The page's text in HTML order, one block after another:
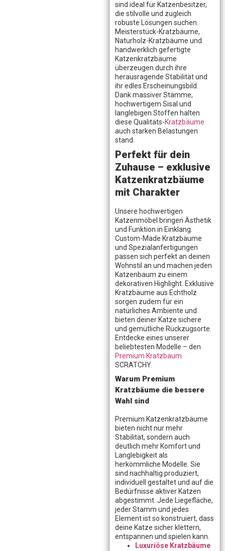
sind ideal für Katzenbesitzer,
die stilvolle und zugleich
robuste Lösungen suchen.
Meisterstück-Kratzbäume,
Naturholz-Kratzbäume und
handwerklich gefertigte
Katzenkratzbäume
überzeugen durch ihre
herausragende Stabilität und
ihr edles Erscheinungsbild.
Dank massiver Stämme,
hochwertigem Sisal und
langlebigen Stoffen halten
diese Qualitäts-Kratzbäume
auch starken Belastungen
stand.
Perfekt für dein
Zuhause – exklusive
Katzenkratzbäume
mit Charakter
Unsere hochwertigen
Katzenmöbel bringen Ästhetik
und Funktion in Einklang.
Custom-Made Kratzbäume
und Spezialanfertigungen
passen sich perfekt an deinen
Wohnstil an und machen jeden
Katzenbaum zu einem
dekorativen Highlight. Exklusive
Kratzbäume aus Echtholz
sorgen zudem für ein
natürliches Ambiente und
bieten deiner Katze sichere
und gemütliche Rückzugsorte.
Entdecke eines unserer
beliebtesten Modelle – den
Premium Kratzbaum
SCRATCHY.
Warum Premium
Kratzbäume die bessere
Wahl sind
Premium Katzenkratzbäume
bieten nicht nur mehr
Stabilität, sondern auch
deutlich mehr Komfort und
Langlebigkeit als
herkömmliche Modelle. Sie
sind nachhaltig produziert,
individuell gestaltet und auf die
Bedürfnisse aktiver Katzen
abgestimmt. Jede Liegefläche,
jeder Stamm und jedes
Element ist so konstruiert, dass
deine Katze sicher klettern,
entspannen und spielen kann.
Luxuriöse Kratzbäume